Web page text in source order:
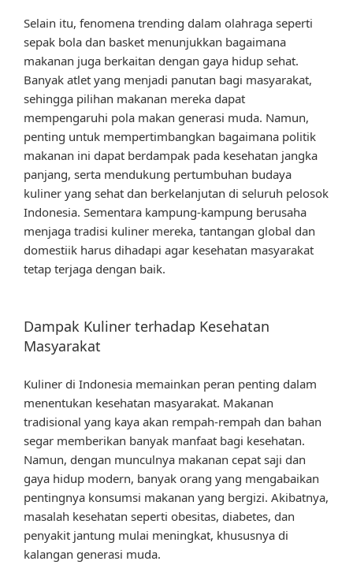
Selain itu, fenomena trending dalam olahraga seperti
sepak bola dan basket menunjukkan bagaimana
makanan juga berkaitan dengan gaya hidup sehat.
Banyak atlet yang menjadi panutan bagi masyarakat,
sehingga pilihan makanan mereka dapat
mempengaruhi pola makan generasi muda. Namun,
penting untuk mempertimbangkan bagaimana politik
makanan ini dapat berdampak pada kesehatan jangka
panjang, serta mendukung pertumbuhan budaya
kuliner yang sehat dan berkelanjutan di seluruh pelosok
Indonesia. Sementara kampung-kampung berusaha
menjaga tradisi kuliner mereka, tantangan global dan
domestiik harus dihadapi agar kesehatan masyarakat
tetap terjaga dengan baik.
Dampak Kuliner terhadap Kesehatan
Masyarakat
Kuliner di Indonesia memainkan peran penting dalam
menentukan kesehatan masyarakat. Makanan
tradisional yang kaya akan rempah-rempah dan bahan
segar memberikan banyak manfaat bagi kesehatan.
Namun, dengan munculnya makanan cepat saji dan
gaya hidup modern, banyak orang yang mengabaikan
pentingnya konsumsi makanan yang bergizi. Akibatnya,
masalah kesehatan seperti obesitas, diabetes, dan
penyakit jantung mulai meningkat, khususnya di
kalangan generasi muda.